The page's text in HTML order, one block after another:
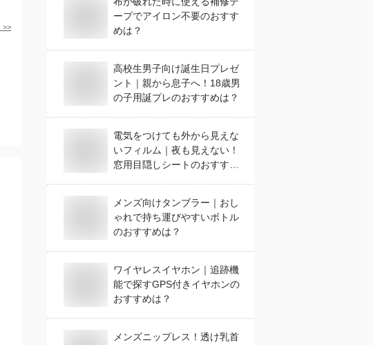
>>
ープでアイロン不要のおすす
めは？
高校生男子向け誕生日プレゼ
ント｜親から息子へ！18歳男
の子用誕プレのおすすめは？
電気をつけても外から見えな
いフィルム｜夜も見えない！
窓用目隠しシートのおすすめ
メンズ向けタンブラー｜おし
ゃれで持ち運びやすいボトル
のおすすめは？
ワイヤレスイヤホン｜追跡機
能で探すGPS付きイヤホンの
おすすめは？
メンズニップレス！透け乳首